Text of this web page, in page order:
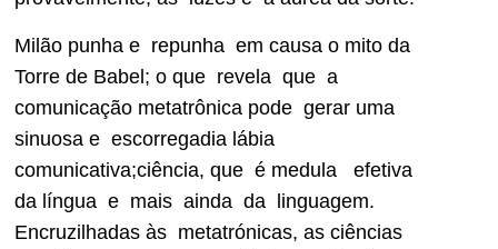
Milão punha e repunha em causa o mito da
Torre de Babel; o que revela que a
comunicação metatrônica pode gerar uma
sinuosa e escorregadia lábia
comunicativa;ciência, que é medula efetiva
da língua e mais ainda da linguagem.
Encruzilhadas às metatrónicas, as ciências